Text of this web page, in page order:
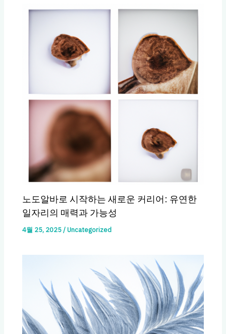
노도알바로 시작하는 새로운 커리어: 유연한
일자리의 매력과 가능성
4월 25, 2025/Uncategorized